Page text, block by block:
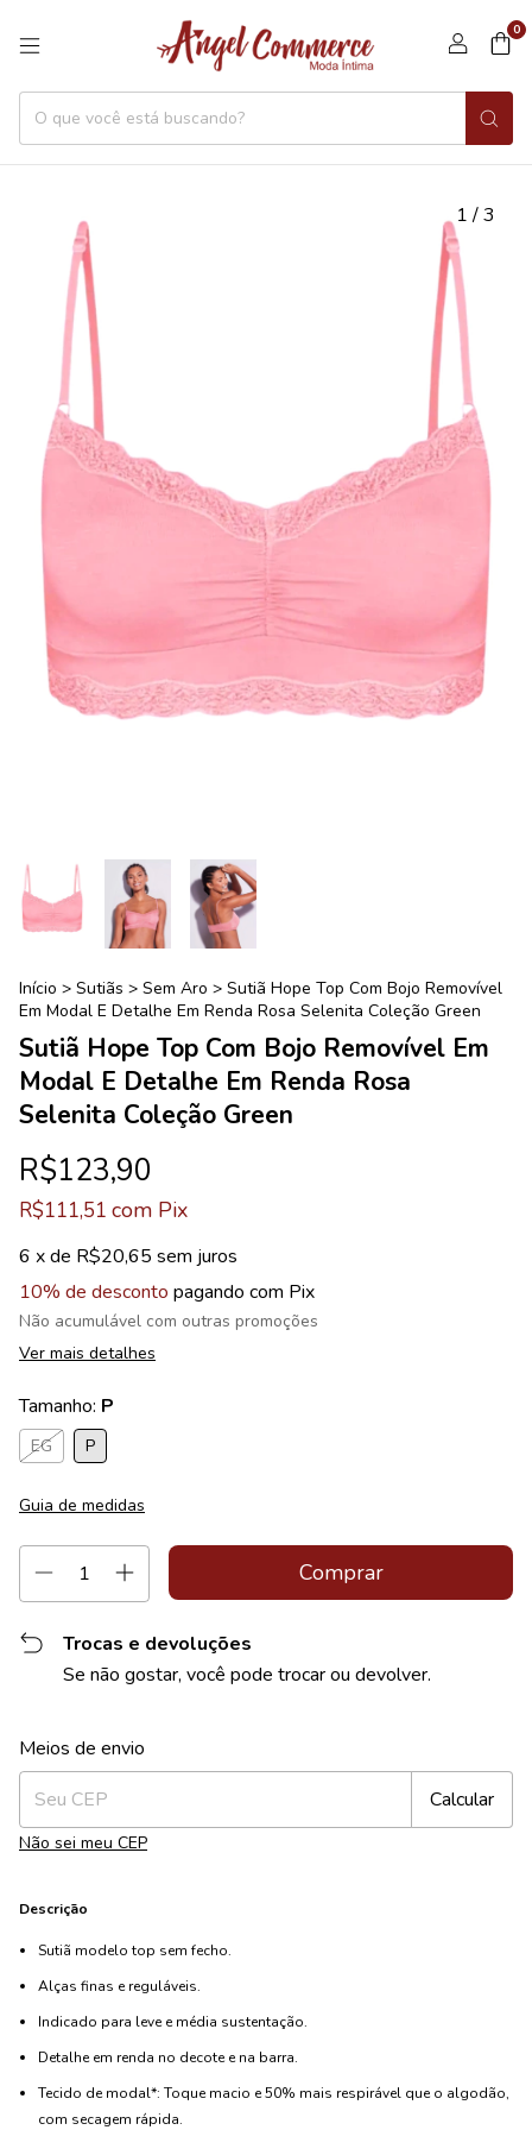
0
1/3
Início > Sutiãs > Sem Aro > Sutiã Hope Top Com Bojo Removível
Em Modal E Detalhe Em Renda Rosa Selenita Coleção Green
Sutiã Hope Top Com Bojo Removível Em
Modal E Detalhe Em Renda Rosa
Selenita Coleção Green
R$123,90
R$111,51 com Pix
6 x de R$20,65 sem juros
10% de desconto pagando com Pix
Não acumulável com outras promoções
Ver mais detalhes
Tamanho: P
EG P
Guia de medidas
Trocas e devoluções
Se não gostar, você pode trocar ou devolver.
Entregas para o CEP:
Meios de envio
Calcular
Não sei meu CEP
Descrição
Sutiã modelo top sem fecho.
Alças finas e reguláveis.
Indicado para leve e média sustentação.
Detalhe em renda no decote e na barra.
Tecido de modal*: Toque macio e 50% mais respirável que o algodão,
com secagem rápida.